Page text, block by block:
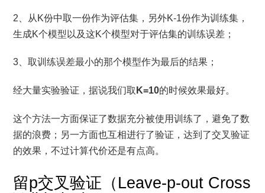
2、从K份中取一份作为评估集，另外K-1份作为训练集，
生成K个模型以及这K个模型对于评估集的训练误差；
3、取训练误差最小的那个模型作为最后的结果；
经大量实验验证，据说我们取 K=10的时候效果最好。
这个方法一方面保证了数据充分被使用训练了，避免了数
据的浪费；另一方面也互相进行了验证，达到了交叉验证
的效果，不过计算代价还是有点高。
留p交叉验证（Leave-p-out Cross